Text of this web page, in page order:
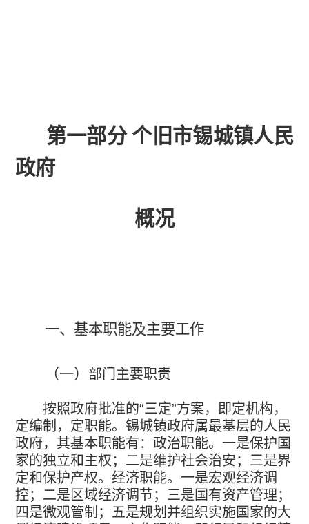
第一部分 个旧市锡城镇人民
政府
概况
一、基本职能及主要工作
（一） 部门主要职责
按照政府批准的“三定”方案，即定机构，
定编制，定职能。锡城镇政府属最基层的人民
政府，其基本职能有：政治职能。一是保护国
家的独立和主权；二是维护社会治安；三是界
定和保护产权。经济职能。一是宏观经济调
控；二是区域经济调节；三是国有资产管理；
四是微观管制；五是规划并组织实施国家的大